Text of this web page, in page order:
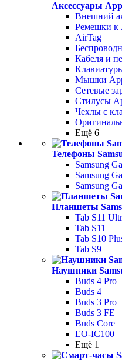
Аксессуары
Внешний
Ремешки к
AirTag
Кабеля и
Мышки
Сетевые
Стилусы
Чехлы с
Ещё 6
Телефоны
Samsung
Samsung
Samsung
Планшеты
Tab S11
Tab S11
Tab S10
Tab S9
Наушники
Buds 4 Pro
Buds 4
Buds 3 Pro
Buds 3 FE
Buds Core
EO-IC100
Ещё 1